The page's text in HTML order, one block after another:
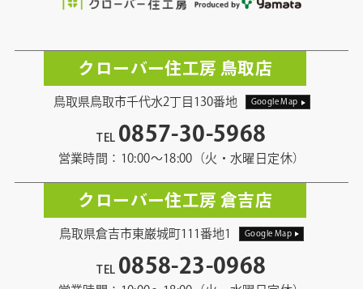
クローバー住工房 鳥取店
鳥取県鳥取市千代水2丁目130番地 Google Map
TEL 0857-30-5968
営業時間：10:00〜18:00（火・水曜日定休）
クローバー住工房 倉吉店
鳥取県倉吉市東巌城町111番地1 Google Map
TEL 0858-23-0968